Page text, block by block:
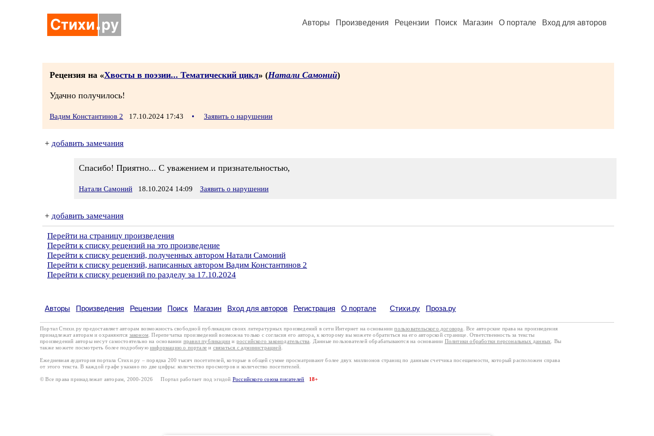
Авторы Произведения Рецензии Поиск Магазин О портале Вход для авторов
Рецензия на «Хвосты в поэзии... Тематический цикл» (Натали Самоний)
Удачно получилось!
Вадим Константинов 2 17.10.2024 17:43 • Заявить о нарушении
+ добавить замечания
Спасибо! Приятно... С уважением и признательностью,
Натали Самоний 18.10.2024 14:09 Заявить о нарушении
+ добавить замечания
Перейти на страницу произведения
Перейти к списку рецензий на это произведение
Перейти к списку рецензий, полученных автором Натали Самоний
Перейти к списку рецензий, написанных автором Вадим Константинов 2
Перейти к списку рецензий по разделу за 17.10.2024
Авторы Произведения Рецензии Поиск Магазин Вход для авторов Регистрация О портале Стихи.ру Проза.ру
Портал Стихи.ру предоставляет авторам возможность свободной публикации своих литературных произведений в сети Интернет на основаниипользовательского договора
. Все авторские права на произведения
принадлежат авторам и охраняются законом . Перепечатка произведений возможна только с согласия его автора, к которому вы можете обратиться на его авторской странице. Ответственность за тексты
произведений авторы несут самостоятельно на основании правил публикации и российского законодательства . Данные пользователей обрабатываются на основании Политики обработки персональных данных
. Вы
также можете посмотреть более подробную информацию о портале и связаться с администрацией.
Ежедневная аудитория портала Стихи.ру – порядка 200 тысяч посетителей, которые в общей сумме просматривают более двух миллионов страниц по данным счетчика посещаемости, который расположен справа
от этого текста. В каждой графе указано по две цифры: количество просмотров и количество посетителей.
© Все права принадлежат авторам, 2000-2026 Портал работает под эгидой Российского союза писателей 18+